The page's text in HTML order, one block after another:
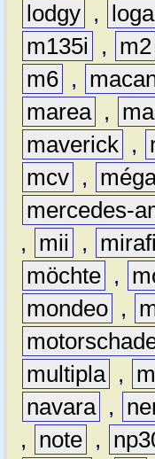
lodgy ,
m135i
, m2
m6 ,
marea ,
maverick ,
mcv ,
mercedes-
,
mii ,
möchte ,
mondeo ,
multipla ,
navara ,
,
note ,